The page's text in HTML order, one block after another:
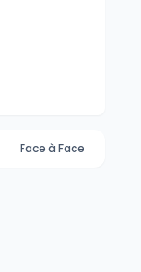
Face à Face